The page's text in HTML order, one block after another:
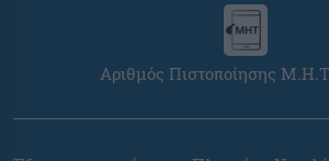
Αριθμός Πιστοποίησης